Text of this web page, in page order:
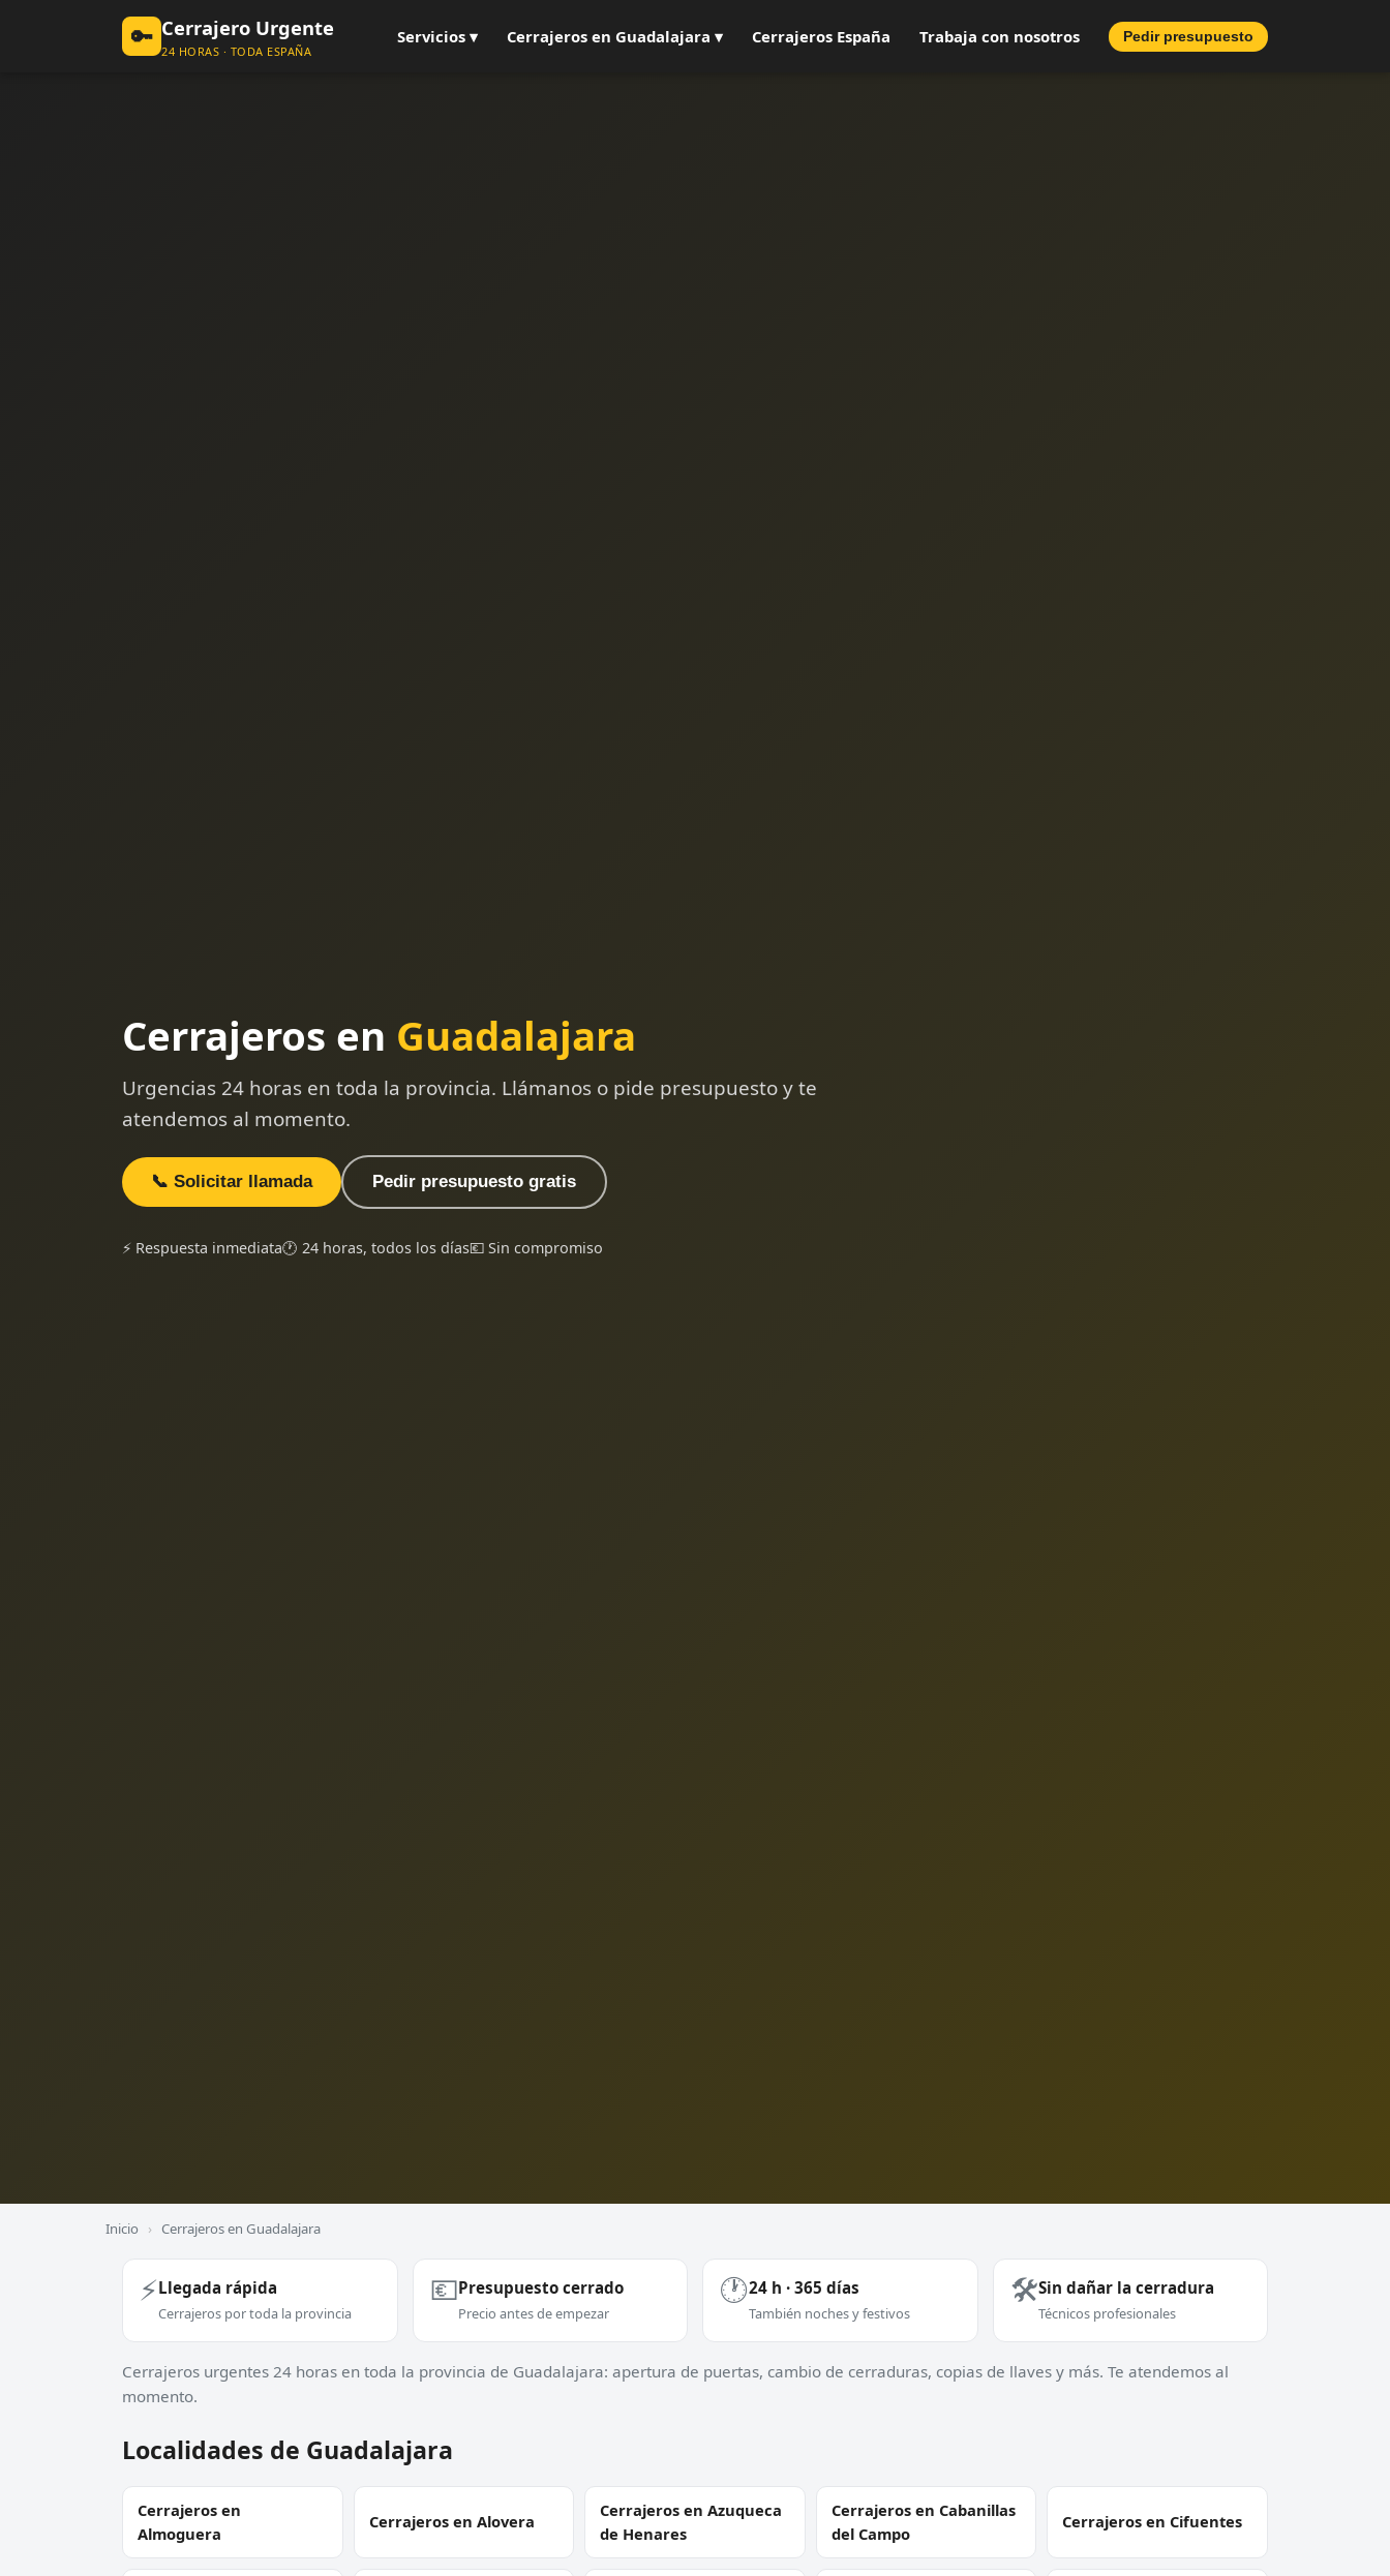
🔑 Cerrajero Urgente
24 HORAS · TODA ESPAÑA
Servicios ▾ Cerrajeros en Guadalajara ▾ Cerrajeros España Trabaja con nosotros Pedir presupuesto
Cerrajeros en Guadalajara
Urgencias 24 horas en toda la provincia. Llámanos o pide presupuesto y te
atendemos al momento.
📞 Solicitar llamada Pedir presupuesto gratis
⚡ Respuesta inmediata🕐 24 horas, todos los días💶 Sin compromiso
Inicio › Cerrajeros en Guadalajara
⚡Llegada rápida
Cerrajeros por toda la provincia
💶Presupuesto cerrado
Precio antes de empezar
🕐24 h · 365 días
También noches y festivos
🛠️Sin dañar la cerradura
Técnicos profesionales
Cerrajeros urgentes 24 horas en toda la provincia de Guadalajara: apertura de puertas, cambio de cerraduras, copias de llaves y más. Te atendemos al
momento.
Localidades de Guadalajara
Cerrajeros en
Almoguera
Cerrajeros en Alovera
Cerrajeros en Azuqueca
de Henares
Cerrajeros en Cabanillas
del Campo
Cerrajeros en Cifuentes